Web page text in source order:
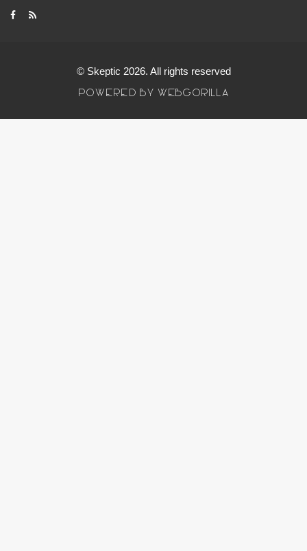
© Skeptic 2026. All rights reserved
POWERED BY WEBGORILLA